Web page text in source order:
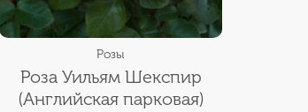
Розы
Роза Уильям Шекспир
(Английская парковая)